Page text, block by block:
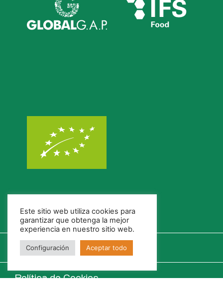
Política de Cookies
Este sitio web utiliza cookies para
garantizar que obtenga la mejor
experiencia en nuestro sitio web.
Configuración Aceptar todo